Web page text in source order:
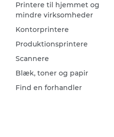
Printere til hjemmet og
mindre virksomheder
Kontorprintere
Produktionsprintere
Scannere
Blæk, toner og papir
Find en forhandler